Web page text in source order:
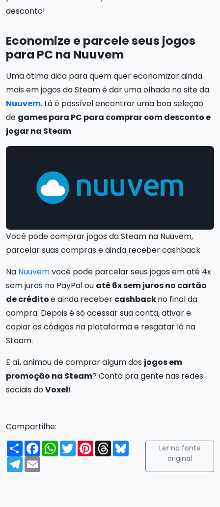
desconto!
Economize e parcele seus jogos
para PC na Nuuvem
Uma ótima dica para quem quer economizar ainda
mais em jogos da Steam é dar uma olhada no site da
Nuuvem. Lá é possível encontrar uma boa seleção
de games para PC para comprar com desconto e
jogar na Steam.
Você pode comprar jogos da Steam na Nuuvem,
parcelar suas compras e ainda receber cashback
Na Nuuvemvocê pode parcelar seus jogos em até 4x
sem juros no PayPal ou até 6x sem juros no cartão
de créditoe ainda receber cashbackno final da
compra. Depois é só acessar sua conta, ativar e
copiar os códigos na plataforma e resgatar lá na
Steam.
E aí, animou de comprar algum dos jogos em
promoção na Steam? Conta pra gente nas redes
sociais doVoxel!
Compartilhe:
Compartilhar
FacebookWhatsApp
TwitterPinterest
ThreadsBluesky
Telegram
Email
Ler na fonte
original